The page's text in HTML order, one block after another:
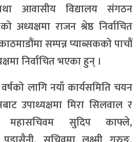
आवासीय विद्यालय संगठन
अध्यक्षमा राजन श्रेष्ठ निर्वाचित
सम्पन्न प्याब्सकको पाचौं
निर्वाचित भएका हुन् ।
लागि नयाँ कार्यसमिति चयन
उपाध्यक्षमा मिरा सिलवाल र
महासचिवम सुदिप काफ्ले,